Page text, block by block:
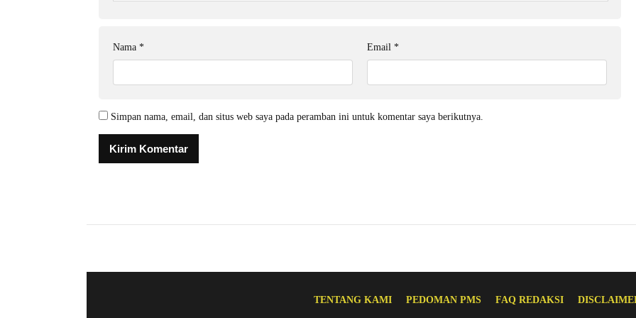
Nama * Email *
Simpan nama, email, dan situs web saya pada peramban ini untuk komentar saya berikutnya.
TENTANG KAMI PEDOMAN PMS FAQ REDAKSI